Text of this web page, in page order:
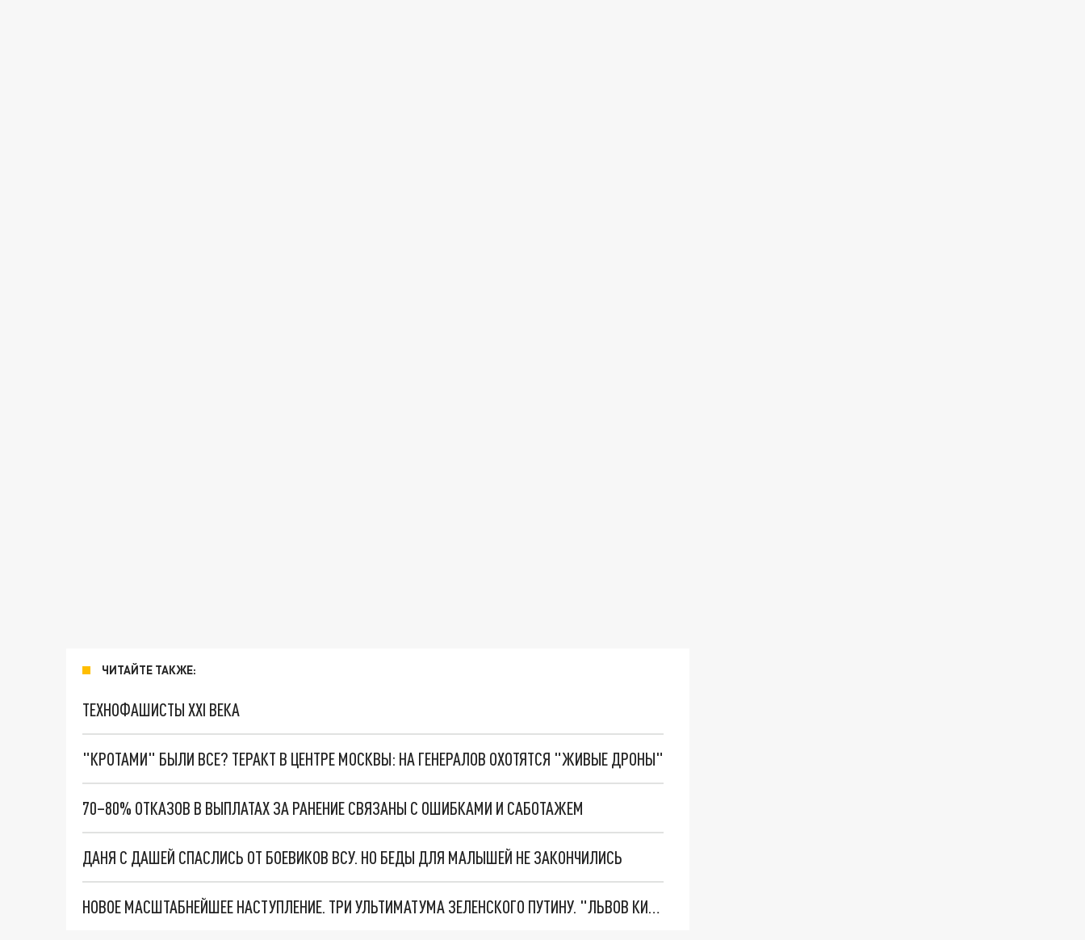
ЧИТАЙТЕ ТАКЖЕ:
ТЕХНОФАШИСТЫ XXI ВЕКА
"КРОТАМИ" БЫЛИ ВСЕ? ТЕРАКТ В ЦЕНТРЕ МОСКВЫ: НА ГЕНЕРАЛОВ ОХОТЯТСЯ "ЖИВЫЕ ДРОНЫ"
70–80% ОТКАЗОВ В ВЫПЛАТАХ ЗА РАНЕНИЕ СВЯЗАНЫ С ОШИБКАМИ И САБОТАЖЕМ
ДАНЯ С ДАШЕЙ СПАСЛИСЬ ОТ БОЕВИКОВ ВСУ. НО БЕДЫ ДЛЯ МАЛЫШЕЙ НЕ ЗАКОНЧИЛИСЬ
НОВОЕ МАСШТАБНЕЙШЕЕ НАСТУПЛЕНИЕ. ТРИ УЛЬТИМАТУМА ЗЕЛЕНСКОГО ПУТИНУ. "ЛЬВОВ КИМА" ПОСТАВЯТ НА ПВО? ГЛОБАЛЬНЫЙ ПРОРЫВ ПОД ЗАПОРОЖЬЕМ